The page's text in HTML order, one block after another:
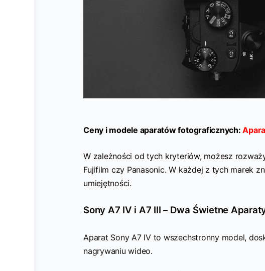
Ceny i modele aparatów fotograficznych:
W zależności od tych kryteriów, możesz
Fujifilm czy Panasonic. W każdej z tych marek
umiejętności.
Sony A7 IV i A7 III – Dwa Świetne
Aparat Sony A7 IV to wszechstronny model,
nagrywaniu wideo.